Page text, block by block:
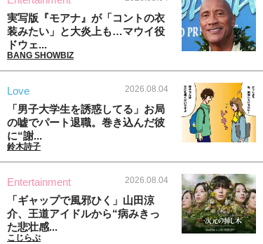
実写版『モアナ』が「コントの衣
装みたい」と大炎上も…マウイ役
ドウェ...
BANG SHOWBIZ
Love 2026.08.04
「男子大学生を誘惑してる」お局
の嘘でパート退職。巻き込んだ彼
に“謝...
鈴木詩子
Entertainment 2026.08.04
「ギャップで風邪ひく」山田涼
介、王道アイドルから“病みきっ
た悲壮感...
こじらぶ